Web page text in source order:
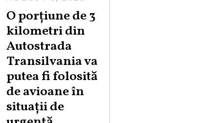
U
G
T
8
O porțiune de 3
kilometri din
Autostrada
Transilvania va
putea fi folosită
de avioane în
situații de